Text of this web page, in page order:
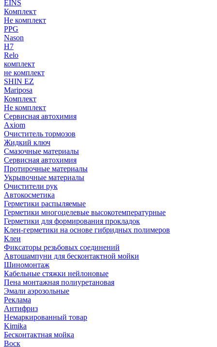
EINS
Комплект
Не комплект
PPG
Nason
H7
Relo
комплект
не комплект
SHIN EZ
Mariposa
Комплект
Не комплект
Сервисная автохимия
Axiom
Очиститель тормозов
Жидкий ключ
Смазочные материалы
Сервисная автохимия
Протирочные материалы
Укрывочные материалы
Очистители рук
Автокосметика
Герметики распыляемые
Герметики многоцелевые высокотемпературные
Герметики для формирования прокладок
Клеи-герметики на основе гибридных полимеров
Клеи
Фиксаторы резьбовых соединений
Автошампуни для бесконтактной мойки
Шиномонтаж
Кабельные стяжки нейлоновые
Пена монтажная полиуретановая
Эмали аэрозольные
Реклама
Антифриз
Немаркированный товар
Kimika
Бесконтактная мойка
Воск